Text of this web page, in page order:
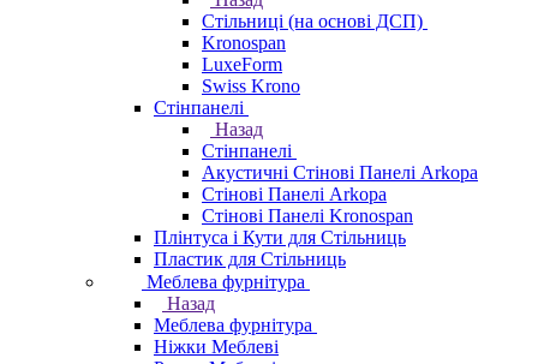
Стільниці (на основі ДСП)
Kronospan
LuxeForm
Swiss Krono
Стінпанелі
Назад
Стінпанелі
Акустичні Стінові Панелі Аrkopa
Стінові Панелі Arkopa
Стінові Панелі Kronospan
Плінтуса і Кути для Стільниць
Пластик для Стільниць
Меблева фурнітура
Назад
Меблева фурнітура
Ніжки Меблеві